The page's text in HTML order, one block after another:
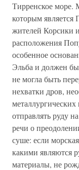
Тирренское
которым является
жителей Корсики
расположения
особенное
Эльба и должен
не могла быть
нехватки дров,
отправлять руду
речи о
суше: если
какими являются
материалы, не